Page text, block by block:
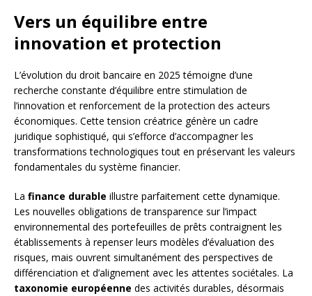
Vers un équilibre entre
innovation et protection
L’évolution du droit bancaire en 2025 témoigne d’une
recherche constante d’équilibre entre stimulation de
l’innovation et renforcement de la protection des acteurs
économiques. Cette tension créatrice génère un cadre
juridique sophistiqué, qui s’efforce d’accompagner les
transformations technologiques tout en préservant les valeurs
fondamentales du système financier.
La finance durable illustre parfaitement cette dynamique.
Les nouvelles obligations de transparence sur l’impact
environnemental des portefeuilles de prêts contraignent les
établissements à repenser leurs modèles d’évaluation des
risques, mais ouvrent simultanément des perspectives de
différenciation et d’alignement avec les attentes sociétales. La
taxonomie européenne des activités durables, désormais